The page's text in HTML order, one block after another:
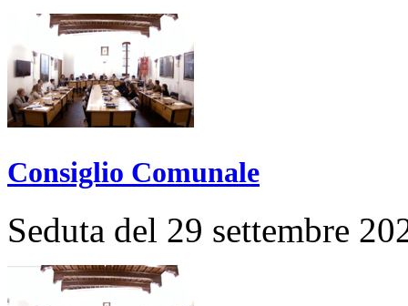
Consiglio Comunale
Seduta del 29 settembre